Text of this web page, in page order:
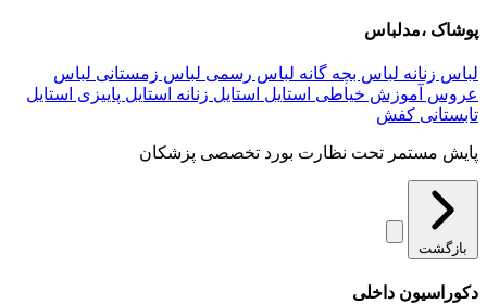
پوشاک ،مدلباس
لباس زنانه لباس بچه گانه لباس رسمی لباس زمستانی لباس
عروس آموزش خیاطی استایل استایل زنانه استایل پاییزی استایل
تابستانی کفش
پایش مستمر تحت نظارت بورد تخصصی پزشکان
بازگشت
دکوراسیون داخلی